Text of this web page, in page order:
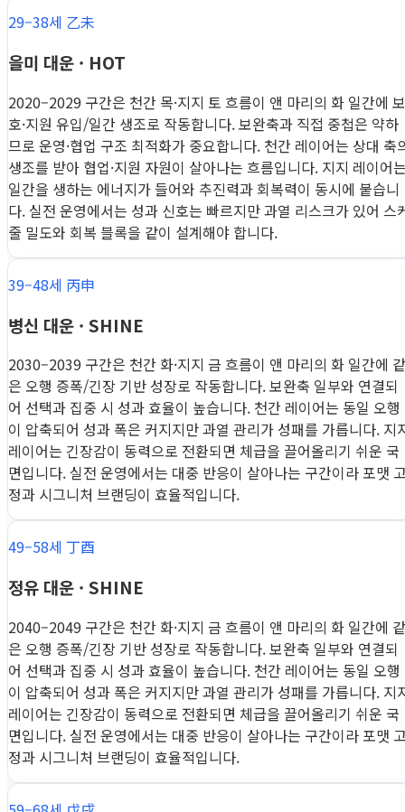
29–38세 乙未
을미 대운 · HOT
2020–2029 구간은 천간 목·지지 토 흐름이 앤 마리의 화 일간에 보
호·지원 유입/일간 생조로 작동합니다. 보완축과 직접 중첩은 약하
므로 운영·협업 구조 최적화가 중요합니다. 천간 레이어는 상대 축
생조를 받아 협업·지원 자원이 살아나는 흐름입니다. 지지 레이어
일간을 생하는 에너지가 들어와 추진력과 회복력이 동시에 붙습니
다. 실전 운영에서는 성과 신호는 빠르지만 과열 리스크가 있어 스
줄 밀도와 회복 블록을 같이 설계해야 합니다.
39–48세 丙申
병신 대운 · SHINE
2030–2039 구간은 천간 화·지지 금 흐름이 앤 마리의 화 일간에 같
은 오행 증폭/긴장 기반 성장로 작동합니다. 보완축 일부와 연결되
어 선택과 집중 시 성과 효율이 높습니다. 천간 레이어는 동일 오행
이 압축되어 성과 폭은 커지지만 과열 관리가 성패를 가릅니다. 지
레이어는 긴장감이 동력으로 전환되면 체급을 끌어올리기 쉬운 국
면입니다. 실전 운영에서는 대중 반응이 살아나는 구간이라 포맷
정과 시그니처 브랜딩이 효율적입니다.
49–58세 丁酉
정유 대운 · SHINE
2040–2049 구간은 천간 화·지지 금 흐름이 앤 마리의 화 일간에 같
은 오행 증폭/긴장 기반 성장로 작동합니다. 보완축 일부와 연결되
어 선택과 집중 시 성과 효율이 높습니다. 천간 레이어는 동일 오행
이 압축되어 성과 폭은 커지지만 과열 관리가 성패를 가릅니다. 지
레이어는 긴장감이 동력으로 전환되면 체급을 끌어올리기 쉬운 국
면입니다. 실전 운영에서는 대중 반응이 살아나는 구간이라 포맷
정과 시그니처 브랜딩이 효율적입니다.